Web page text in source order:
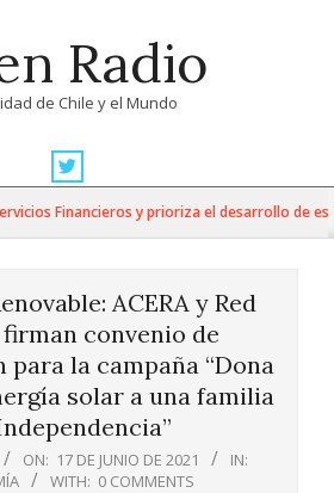
Radio
de Chile y el Mundo
Financieros y prioriza el desarrollo de esta
ACERA y Red
convenio de
para la campaña “Dona
solar a una familia
ON: 17 DE JUNIO DE 2021
IN:
WITH: 0 COMMENTS